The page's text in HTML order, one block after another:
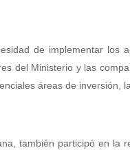
de implementar los
del Ministerio y las
áreas de inversión,
también participó en la